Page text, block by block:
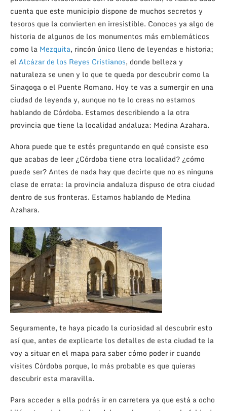
cuenta que este municipio dispone de muchos secretos y
tesoros que la convierten en irresistible. Conoces ya algo de
historia de algunos de los monumentos más emblemáticos
como la Mezquita, rincón único lleno de leyendas e historia;
el Alcázar de los Reyes Cristianos, donde belleza y
naturaleza se unen y lo que te queda por descubrir como la
Sinagoga o el Puente Romano. Hoy te vas a sumergir en una
ciudad de leyenda y, aunque no te lo creas no estamos
hablando de Córdoba. Estamos describiendo a la otra
provincia que tiene la localidad andaluza: Medina Azahara.
Ahora puede que te estés preguntando en qué consiste eso
que acabas de leer ¿Córdoba tiene otra localidad? ¿cómo
puede ser? Antes de nada hay que decirte que no es ninguna
clase de errata: la provincia andaluza dispuso de otra ciudad
dentro de sus fronteras. Estamos hablando de Medina
Azahara.
Seguramente, te haya picado la curiosidad al descubrir esto
así que, antes de explicarte los detalles de esta ciudad te la
voy a situar en el mapa para saber cómo poder ir cuando
visites Córdoba porque, lo más probable es que quieras
descubrir esta maravilla.
Para acceder a ella podrás ir en carretera ya que está a ocho